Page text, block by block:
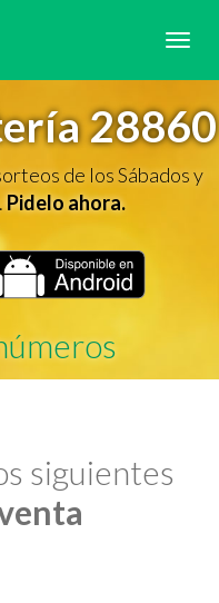
28860
de los Sábados y
Pidelo ahora.
siguientes